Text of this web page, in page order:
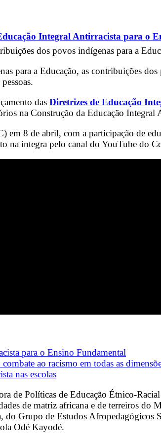
Integral Antirracista para o
dos povos indígenas para a
para a Educação, as contribuições
das Diretrizes de Educação
na Construção da Educação Integral
8 de abril, com a participação de
na íntegra pelo canal do YouTube do
para o Ensino Fundamental
ao racismo em todas as
nas escolas
de Políticas de Educação Étnico-
de matriz africana e de terreiros
do Grupo de Estudos
Odé Kayodé.